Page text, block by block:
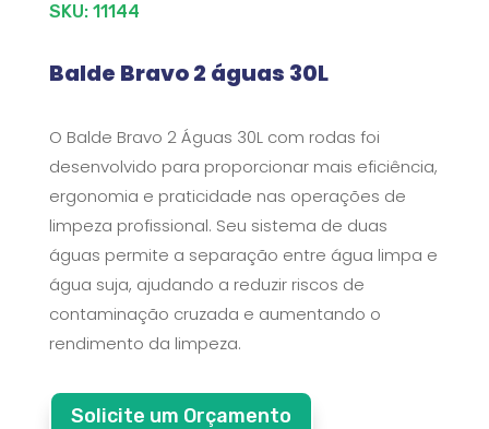
SKU: 11144
Balde Bravo 2 águas 30L
O Balde Bravo 2 Águas 30L com rodas foi
desenvolvido para proporcionar mais eficiência,
ergonomia e praticidade nas operações de
limpeza profissional. Seu sistema de duas
águas permite a separação entre água limpa e
água suja, ajudando a reduzir riscos de
contaminação cruzada e aumentando o
rendimento da limpeza.
Solicite um Orçamento